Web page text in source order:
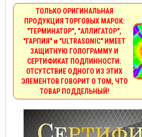
ТОЛЬКО ОРИГИНАЛЬНАЯ
ПРОДУКЦИЯ ТОРГОВЫХ МАРОК:
"ТЕРМИНАТОР", "АЛЛИГАТОР",
"ГАРПИЯ" и "ULTRASONIC" ИМЕЕТ
ЗАЩИТНУЮ ГОЛОГРАММУ И
СЕРТИФИКАТ ПОДЛИННОСТИ.
ОТСУТСТВИЕ ОДНОГО ИЗ ЭТИХ
ЭЛЕМЕНТОВ ГОВОРИТ О ТОМ, ЧТО
ТОВАР ПОДДЕЛЬНЫЙ!